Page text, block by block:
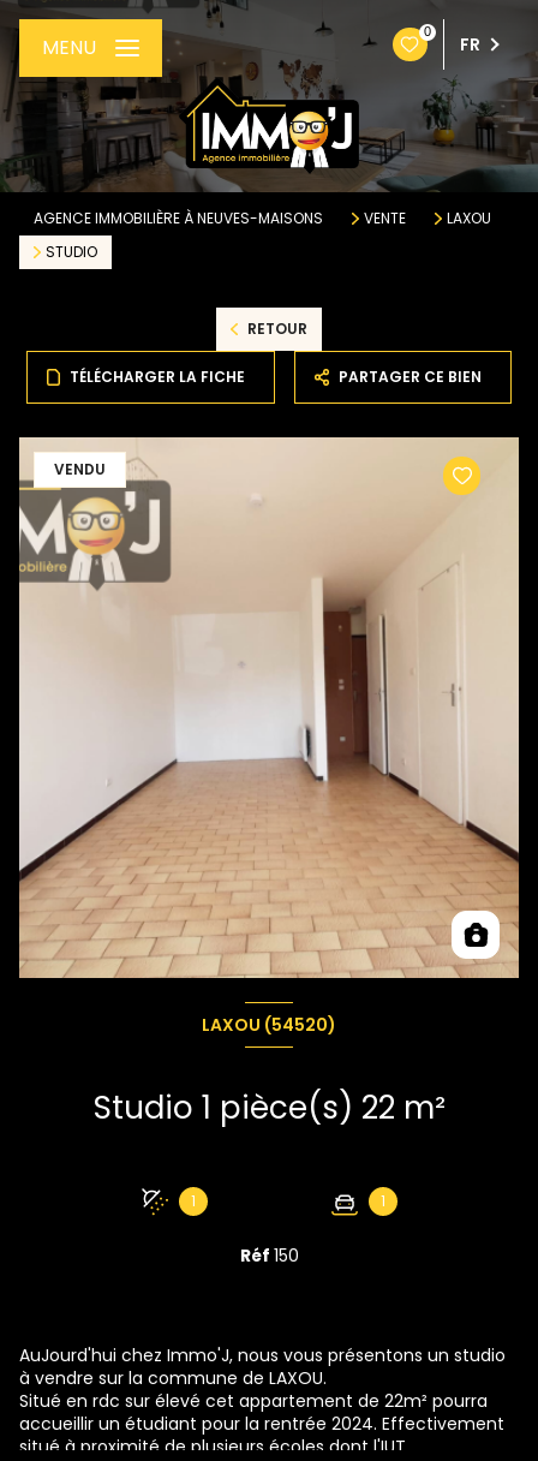
0
FR
MENU
AGENCE IMMOBILIÈRE À NEUVES-MAISONS VENTE
LAXOU
STUDIO
RETOUR
TÉLÉCHARGER LA FICHE PARTAGER CE BIEN
VENDU
LAXOU (54520)
Studio 1 pièce(s) 22 m²
1 1
Réf 150
AuJourd'hui chez Immo'J, nous vous présentons un studio
à vendre sur la commune de LAXOU.
Situé en rdc sur élevé cet appartement de 22m² pourra
accueillir un étudiant pour la rentrée 2024. Effectivement
situé à proximité de plusieurs écoles dont l'IUT